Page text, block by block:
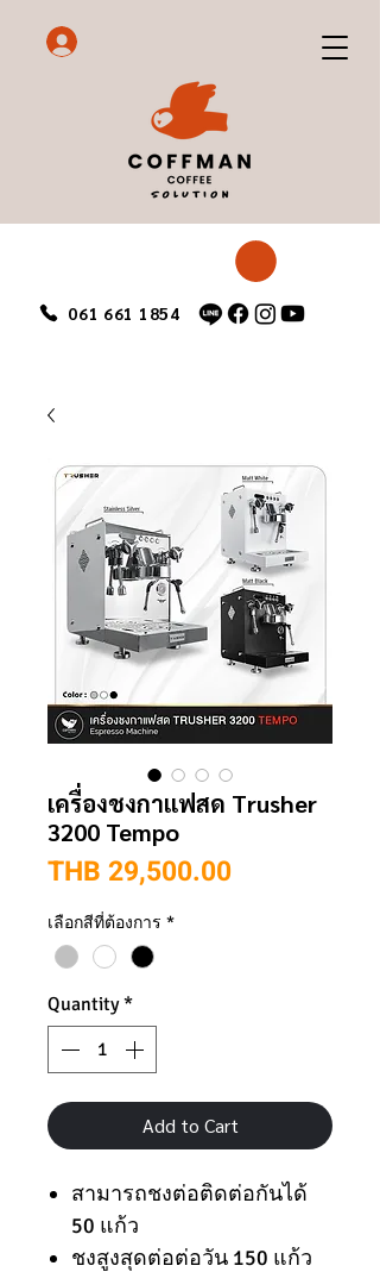
061 661 1854
เครื่องชงกาแฟสด Trusher
3200 Tempo
THB 29,500.00Price
เลือกสีที่ต้องการ *
Quantity *
Add to Cart
สามารถชงต่อติดต่อกันได้
50 แก้ว
ชงสูงสุดต่อต่อวัน 150 แก้ว